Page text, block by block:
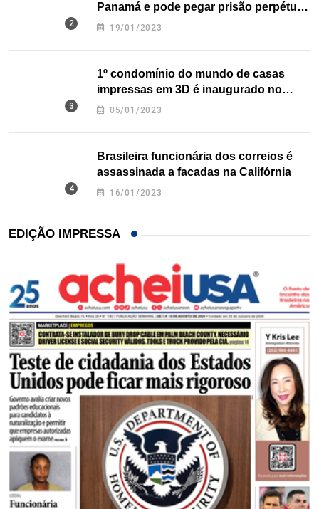
Panamá e pode pegar prisão perpétua
nos EUA
19/01/2023
1º condomínio do mundo de casas
impressas em 3D é inaugurado no
Texas
05/01/2023
Brasileira funcionária dos correios é
assassinada a facadas na Califórnia
16/01/2023
EDIÇÃO IMPRESSA